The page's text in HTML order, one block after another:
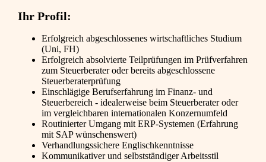
Ihr Profil:
Erfolgreich abgeschlossenes wirtschaftliches Studium
(Uni, FH)
Erfolgreich absolvierte Teilprüfungen im Prüfverfahren
zum Steuerberater oder bereits abgeschlossene
Steuerberaterprüfung
Einschlägige Berufserfahrung im Finanz- und
Steuerbereich - idealerweise beim Steuerberater oder
im vergleichbaren internationalen Konzernumfeld
Routinierter Umgang mit ERP-Systemen (Erfahrung
mit SAP wünschenswert)
Verhandlungssichere Englischkenntnisse
Kommunikativer und selbstständiger Arbeitsstil